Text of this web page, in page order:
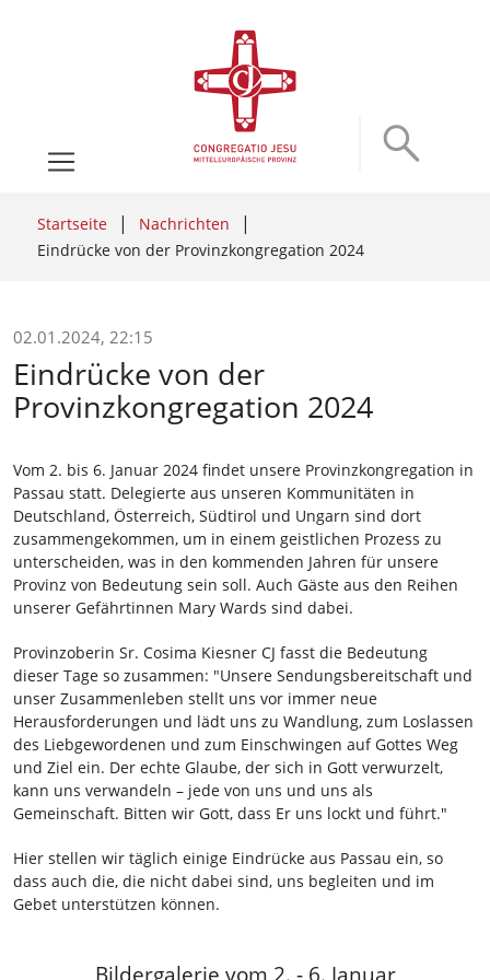
Startseite
Nachrichten
Eindrücke von der Provinzkongregation 2024
02.01.2024, 22:15
Eindrücke von der
Provinzkongregation 2024
Vom 2. bis 6. Januar 2024 findet unsere Provinzkongregation in
Passau statt. Delegierte aus unseren Kommunitäten in
Deutschland, Österreich, Südtirol und Ungarn sind dort
zusammengekommen, um in einem geistlichen Prozess zu
unterscheiden, was in den kommenden Jahren für unsere
Provinz von Bedeutung sein soll. Auch Gäste aus den Reihen
unserer Gefährtinnen Mary Wards sind dabei.
Provinzoberin Sr. Cosima Kiesner CJ fasst die Bedeutung
dieser Tage so zusammen: "Unsere Sendungsbereitschaft und
unser Zusammenleben stellt uns vor immer neue
Herausforderungen und lädt uns zu Wandlung, zum Loslassen
des Liebgewordenen und zum Einschwingen auf Gottes Weg
und Ziel ein. Der echte Glaube, der sich in Gott verwurzelt,
kann uns verwandeln – jede von uns und uns als
Gemeinschaft. Bitten wir Gott, dass Er uns lockt und führt."
Hier stellen wir täglich einige Eindrücke aus Passau ein, so
dass auch die, die nicht dabei sind, uns begleiten und im
Gebet unterstützen können.
Bildergalerie vom 2. - 6. Januar